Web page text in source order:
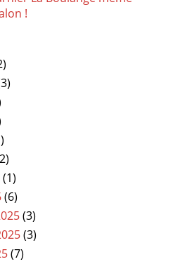
!
(1)
(6)
(3)
(3)
(7)